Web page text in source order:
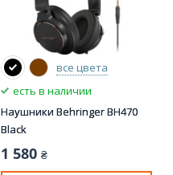
все цвета
есть в наличии
Наушники Behringer BH470
Black
1 580 ₴